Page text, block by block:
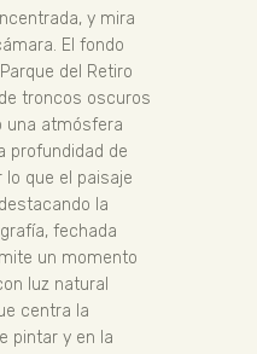
y mira
El fondo
del Retiro
troncos oscuros
una atmósfera
profundidad de
que el paisaje
la
fechada
un momento
luz natural
centra la
pintar y en la